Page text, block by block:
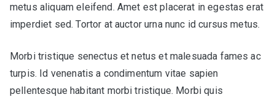
metus aliquam eleifend. Amet est placerat in egestas erat
imperdiet sed. Tortor at auctor urna nunc id cursus metus.
Morbi tristique senectus et netus et malesuada fames ac
turpis. Id venenatis a condimentum vitae sapien
pellentesque habitant morbi tristique. Morbi quis